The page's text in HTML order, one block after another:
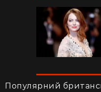
Популярний